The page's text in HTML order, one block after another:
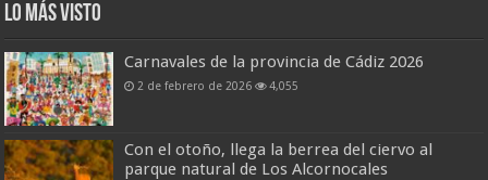
Lo más visto
Carnavales de la provincia de Cádiz 2026
2 de febrero de 2026 4,055
Con el otoño, llega la berrea del ciervo al
parque natural de Los Alcornocales